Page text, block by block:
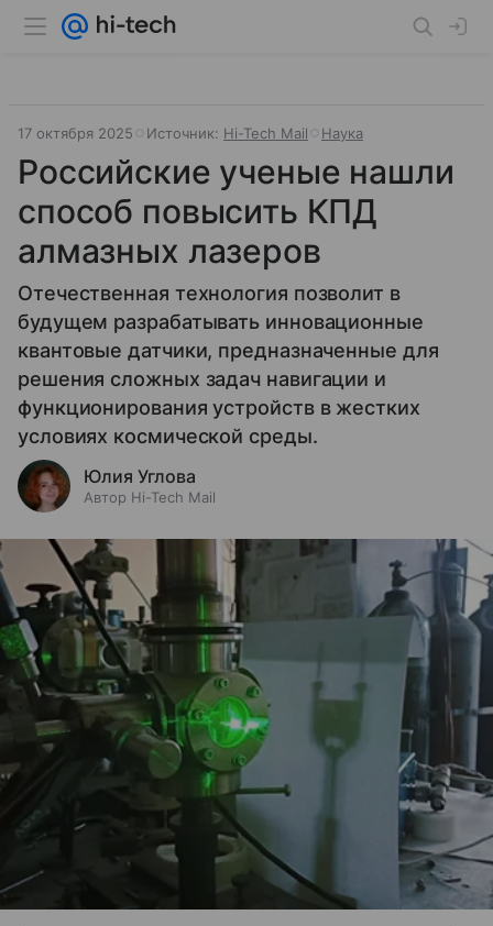
17 октября 2025 Источник: Hi-Tech Mail Наука
Российские ученые нашли
способ повысить КПД
алмазных лазеров
Отечественная технология позволит в
будущем разрабатывать инновационные
квантовые датчики, предназначенные для
решения сложных задач навигации и
функционирования устройств в жестких
условиях космической среды.
Юлия Углова
Автор Hi-Tech Mail